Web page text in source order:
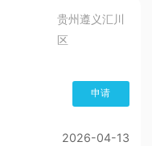
贵州遵义汇川
区
申请
2026-04-13